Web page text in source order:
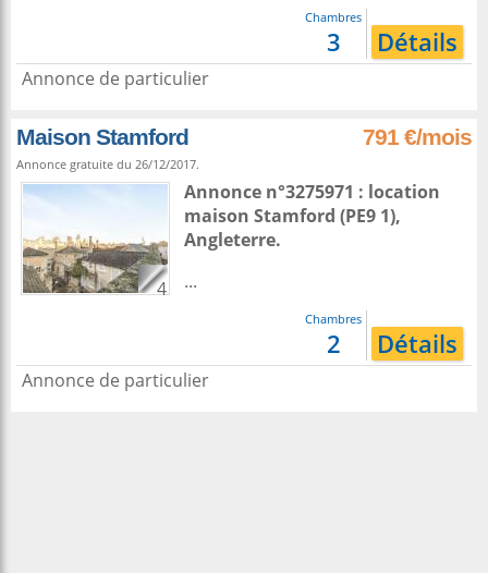
Chambres
3 Détails
Annonce de particulier
Maison Stamford 791 €/mois
Annonce gratuite du 26/12/2017.
4
Annonce n°3275971 : location
maison Stamford (PE9 1),
Angleterre.
...
Chambres
2 Détails
Annonce de particulier